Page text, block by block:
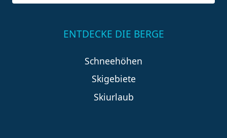
ENTDECKE DIE BERGE
Schneehöhen
Skigebiete
Skiurlaub